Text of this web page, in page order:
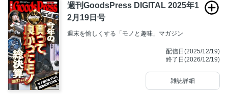
週刊GoodsPress DIGITAL 2025年1
2月19日号
週末を愉しくする「モノと趣味」マガジン
配信日(2025/12/19)
終了日(2026/12/19)
雑誌詳細